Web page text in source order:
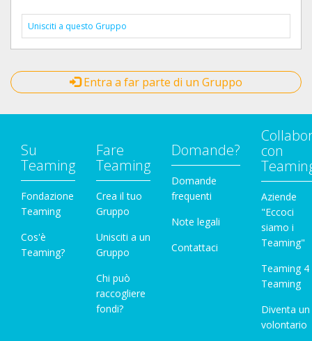
Unisciti a questo Gruppo
Entra a far parte di un Gruppo
Su
Teaming
Fondazione
Teaming
Cos'è
Teaming?
Fare
Teaming
Crea il tuo
Gruppo
Unisciti a un
Gruppo
Chi può
raccogliere
fondi?
Domande?
Domande
frequenti
Note legali
Contattaci
con
Aziende
"Eccoci
siamo i
Teaming"
Teaming 4
Teaming
Diventa un
volontario